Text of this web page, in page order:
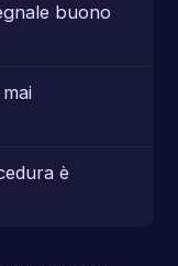
buono
è